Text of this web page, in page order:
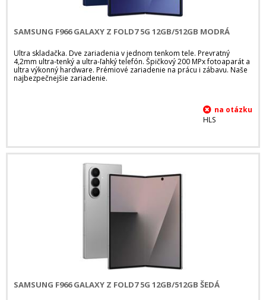
SAMSUNG F966 GALAXY Z FOLD7 5G 12GB/512GB MODRÁ
Ultra skladačka. Dve zariadenia v jednom tenkom tele. Prevratný
4,2mm ultra-tenký a ultra-ľahký telefón. Špičkový 200 MPx fotoaparát a
ultra výkonný hardware. Prémiové zariadenie na prácu i zábavu. Naše
najbezpečnejšie zariadenie.
HLS
SAMSUNG F966 GALAXY Z FOLD7 5G 12GB/512GB ŠEDÁ